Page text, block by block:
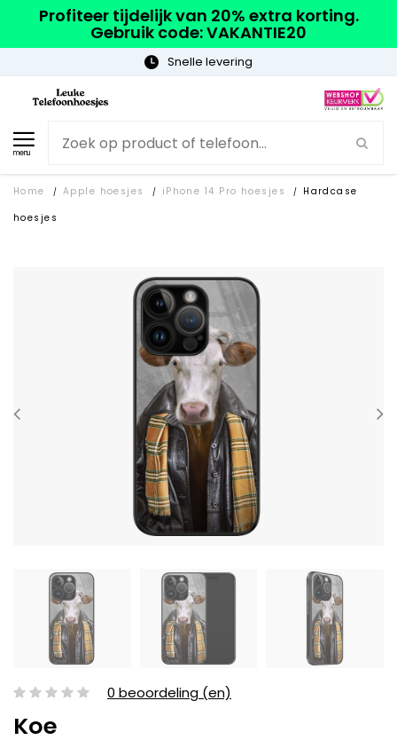
Profiteer tijdelijk van 20% extra korting.
Gebruik code: VAKANTIE20
Gratis verzending
menu
Home / Apple hoesjes / iPhone 14 Pro hoesjes /
Hardcase
hoesjes
0 beoordeling (en)
Koe